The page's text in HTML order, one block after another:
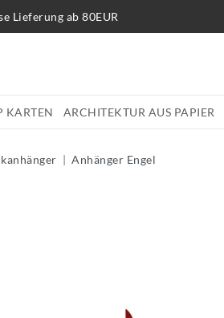
Lieferung ab 80EUR
KARTEN ARCHITEKTUR AUS PAPIER
Anhänger Engel